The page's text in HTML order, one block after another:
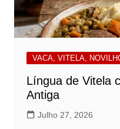
VACA, VITELA,
Língua de Vitela
Antiga
Julho 27, 2026